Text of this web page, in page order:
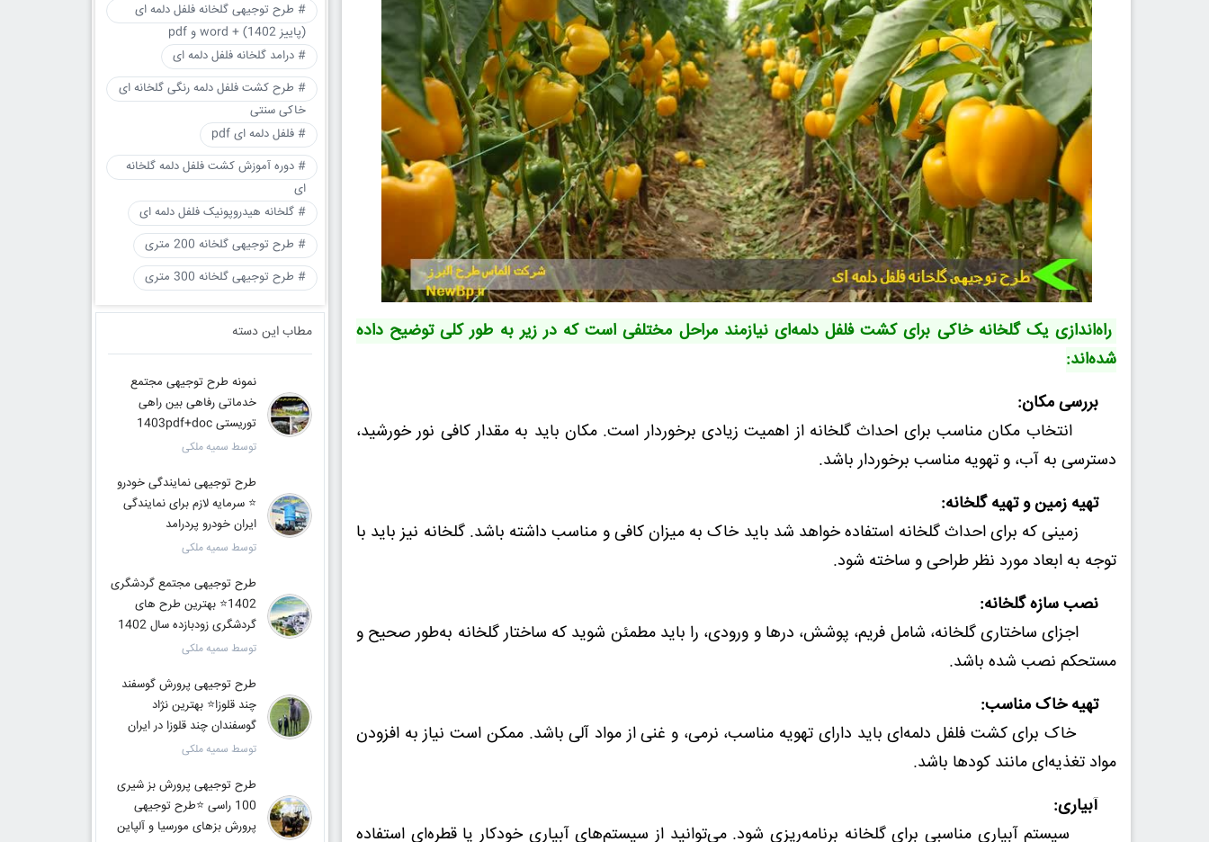
راه‌اندازی یک گلخانه خاکی برای کشت فلفل دلمه‌ای نیازمند مراحل مختلفی است که در زیر به طور کلی توضیح داده
شده‌اند:
بررسی مکان:
انتخاب مکان مناسب برای احداث گلخانه از اهمیت زیادی برخوردار است. مکان باید به مقدار کافی نور خورشید،
دسترسی به آب، و تهویه مناسب برخوردار باشد.
تهیه زمین و تهیه گلخانه:
زمینی که برای احداث گلخانه استفاده خواهد شد باید خاک به میزان کافی و مناسب داشته باشد. گلخانه نیز باید با
توجه به ابعاد مورد نظر طراحی و ساخته شود.
نصب سازه گلخانه:
اجزای ساختاری گلخانه، شامل فریم، پوشش، درها و ورودی، را باید مطمئن شوید که ساختار گلخانه به‌طور صحیح و
مستحکم نصب شده باشد.
تهیه خاک مناسب:
خاک برای کشت فلفل دلمه‌ای باید دارای تهویه مناسب، نرمی، و غنی از مواد آلی باشد. ممکن است نیاز به افزودن
مواد تغذیه‌ای مانند کودها باشد.
آبیاری:
سیستم آبیاری مناسبی برای گلخانه برنامه‌ریزی شود. می‌توانید از سیستم‌های آبیاری خودکار یا قطره‌ای استفاده
# طرح توجیهی گلخانه فلفل دلمه ای
(پاییز 1402) + word و pdf
# درامد گلخانه فلفل دلمه ای
# طرح کشت فلفل دلمه رنگی گلخانه ای
خاکی سنتی
# فلفل دلمه ای pdf
# دوره آموزش کشت فلفل دلمه گلخانه
ای
# گلخانه هیدروپونیک فلفل دلمه ای
# طرح توجیهی گلخانه 200 متری
# طرح توجیهی گلخانه 300 متری
مطاب این دسته
نمونه طرح توجیهی مجتمع
خدماتی رفاهی بین راهی
توریستی 1403pdf+doc
توسط سمیه ملکی
طرح توجیهی نمایندگی خودرو
⭐️ سرمایه لازم برای نمایندگی
ایران خودرو پردرامد
توسط سمیه ملکی
طرح توجیهی مجتمع گردشگری
1402⭐️ بهترین طرح های
گردشگری زودبازده سال 1402
توسط سمیه ملکی
طرح توجیهی پرورش گوسفند
چند قلوزا⭐️ بهترین نژاد
گوسفندان چند قلوزا در ایران
توسط سمیه ملکی
طرح توجیهی پرورش بز شیری
100 راسی ⭐️طرح توجیهی
پرورش بزهای مورسیا و آلپاین